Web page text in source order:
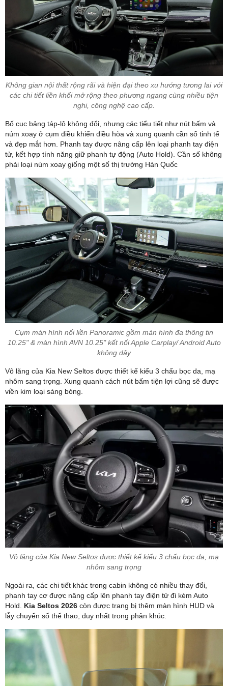
Không gian nội thất rộng rãi và hiện đại theo xu hướng tương lai với
các chi tiết liền khối mở rộng theo phương ngang cùng nhiều tiện
nghi, công nghệ cao cấp.
Bố cục bảng táp-lô không đổi, nhưng các tiểu tiết như nút bấm và
núm xoay ở cụm điều khiển điều hòa và xung quanh cần số tinh tế
và đẹp mắt hơn. Phanh tay được nâng cấp lên loại phanh tay điện
tử, kết hợp tính năng giữ phanh tự động (Auto Hold). Cần số không
phải loại núm xoay giống một số thị trường Hàn Quốc
Cụm màn hình nối liền Panoramic gồm màn hình đa thông tin
10.25" & màn hình AVN 10.25" kết nối Apple Carplay/ Android Auto
không dây
Vô lăng của Kia New Seltos được thiết kế kiểu 3 chấu bọc da, mạ
nhôm sang trọng. Xung quanh cách nút bấm tiện lợi cũng sẽ được
viền kim loại sáng bóng.
Vô lăng của Kia New Seltos được thiết kế kiểu 3 chấu bọc da, mạ
nhôm sang trọng
Ngoài ra, các chi tiết khác trong cabin không có nhiều thay đổi,
phanh tay cơ được nâng cấp lên phanh tay điện tử đi kèm Auto
Hold. Kia Seltos 2026 còn được trang bị thêm màn hình HUD và
lẫy chuyển số thể thao, duy nhất trong phân khúc.